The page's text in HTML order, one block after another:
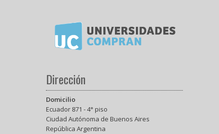
Dirección
Domicilio
Ecuador 871 - 4° piso
Ciudad Autónoma de Buenos Aires
República Argentina